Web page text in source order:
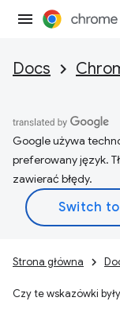
Docs
Google używa
preferowany język.
zawierać błędy.
Strona główna
Czy te wskazówki